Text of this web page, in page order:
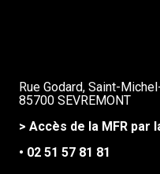
Rue Godard, Saint-
85700 SEVREMONT
> Accès de la MFR par
• 02 51 57 81 81